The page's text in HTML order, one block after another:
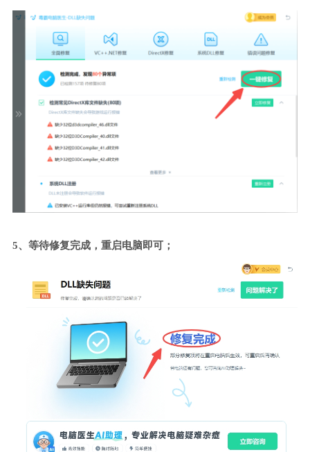
5、等待修复完成，重启电脑即可；